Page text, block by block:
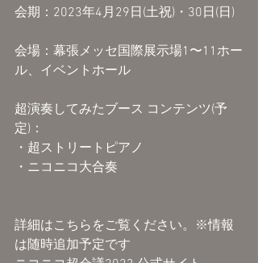
会期：2023年4月29日(土祝)・30日(日)
会場：幕張メッセ国際展示場1〜11ホー
ル、イベントホール
超演奏してみたブース コンテンツ(予
定)：
・超ストリートピアノ
・ニコニコ大合奏
詳細はこちらをご覧ください。※情報
は随時追加予定です